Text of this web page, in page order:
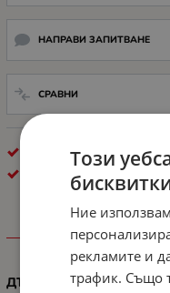
НАПРАВИ ЗАПИТВАНЕ
СРАВНИ
ВИДЕО КАБЕЛИ
LANBERG
ДЪЛЖИНА, М
Този
Ние
рекламите и
трафик. Също